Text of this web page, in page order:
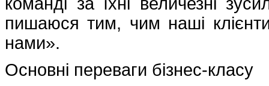
пишаюся тим, чим наші
нами».
Основні переваги бізнес-класу